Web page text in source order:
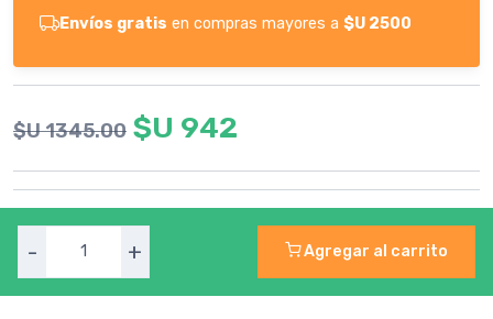
Envíos gratis en compras mayores a $U 2500
$U 1345.00 $U 942
- + Agregar al carrito